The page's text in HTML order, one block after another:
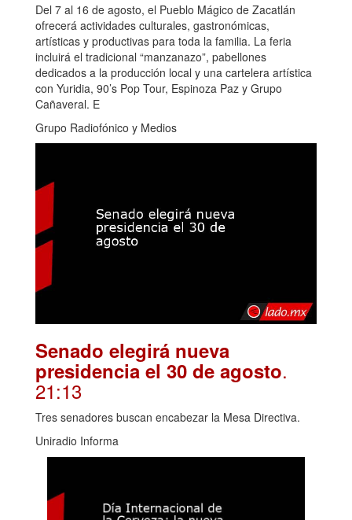
Del 7 al 16 de agosto, el Pueblo Mágico de Zacatlán
ofrecerá actividades culturales, gastronómicas,
artísticas y productivas para toda la familia. La feria
incluirá el tradicional “manzanazo”, pabellones
dedicados a la producción local y una cartelera artística
con Yuridia, 90’s Pop Tour, Espinoza Paz y Grupo
Cañaveral. E
Grupo Radiofónico y Medios
Senado elegirá nueva
presidencia el 30 de agosto.
21:13
Tres senadores buscan encabezar la Mesa Directiva.
Uniradio Informa